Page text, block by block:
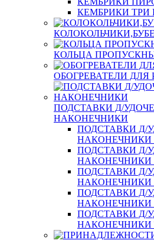
КЕМБРИКИ ТРИ
КОЛЬЦА
ОБОГРЕВАТЕЛИ ДЛЯ
ПОДСТАВКИ Д/
НАКОНЕЧНИКИ
ПОДСТАВКИ Д/
НАКОНЕЧНИКИ
ПОДСТАВКИ Д/
НАКОНЕЧНИКИ
ПОДСТАВКИ Д/
НАКОНЕЧНИКИ
ПОДСТАВКИ Д/
НАКОНЕЧНИКИ
ПОДСТАВКИ Д/
НАКОНЕЧНИКИ